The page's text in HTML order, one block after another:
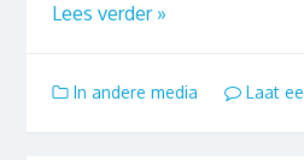
Lees verder »
In andere media Laat